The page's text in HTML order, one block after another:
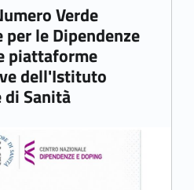
Verde
per le Dipendenze
piattaforme
dell'Istituto
Sanità